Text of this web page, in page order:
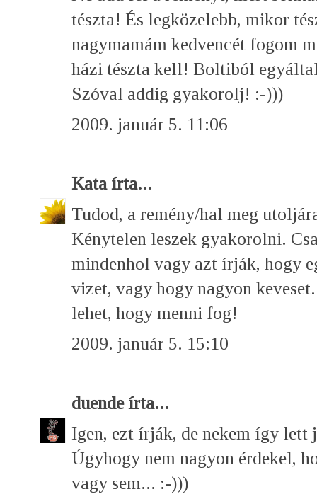
tészta! És legközelebb, mikor
nagymamám kedvencét fogom
házi tészta kell! Boltiból
Szóval addig gyakorolj! :-)))
2009. január 5. 11:06
Kataírta...
Tudod, a remény/hal meg
Kénytelen leszek gyakorolni.
mindenhol vagy azt írják, hogy
vizet, vagy hogy nagyon
lehet, hogy menni fog!
2009. január 5. 15:10
duendeírta...
Igen, ezt írják, de nekem így lett
Úgyhogy nem nagyon érdekel,
vagy sem... :-)))